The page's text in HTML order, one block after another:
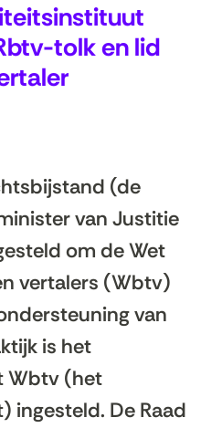
tolk en lid
(de
van Justitie
om de Wet
vertalers (Wbtv)
van
is het
Wbtv (het
ingesteld. De Raad